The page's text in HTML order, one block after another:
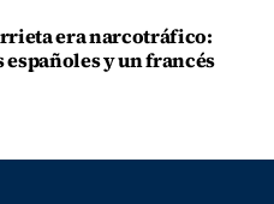
era narcotráfico:
y un francés